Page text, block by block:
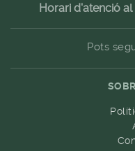
Horari d'atenció
Pots